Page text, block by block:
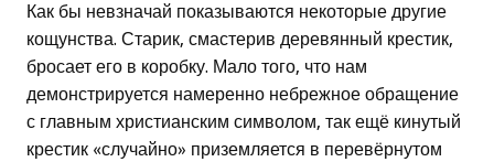
Как бы невзначай показываются некоторые другие
кощунства. Старик, смастерив деревянный крестик,
бросает его в коробку. Мало того, что нам
демонстрируется намеренно небрежное обращение
с главным христианским символом, так ещё кинутый
крестик «случайно» приземляется в перевёрнутом